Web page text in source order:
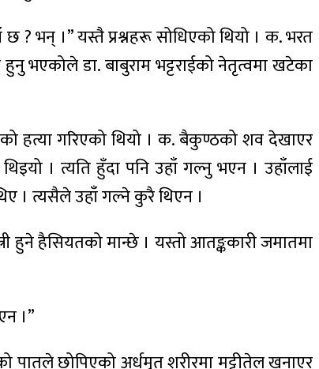
? भन् ।” यस्तै प्रश्नहरू सोधिएको थियो । क. भरत
भएकोले डा. बाबुराम भट्टराईको नेतृत्वमा खटेका
हत्या गरिएको थियो । क. बैकुण्ठको शव देखाएर
। त्यति हुँदा पनि उहाँ गल्नु भएन । उहाँलाई
। त्यसैले उहाँ गल्ने कुरै थिएन ।
हुने हैसियतको मान्छे । यस्तो आतङ्ककारी जमातमा
।”
छोपिएको अर्धमृत शरीरमा मट्टीतेल खनाएर